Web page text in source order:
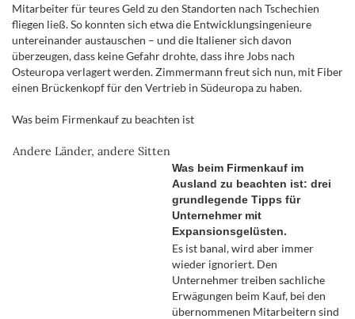
Mitarbeiter für teures Geld zu den Standorten nach Tschechien
fliegen ließ. So konnten sich etwa die Entwicklungs­ingenieure
untereinander austauschen – und die Italiener sich davon
überzeugen, dass keine Gefahr drohte, dass ihre Jobs nach
Osteuropa verlagert werden. Zimmermann freut sich nun, mit Fiber
einen Brückenkopf für den Vertrieb in Südeuropa zu haben.
Was beim Firmenkauf zu beachten ist
Andere Länder, andere Sitten
Was beim Firmenkauf im
Ausland zu beachten ist: drei
grund­legende Tipps für
Unternehmer mit
Expansionsgelüsten.
Es ist banal, wird aber immer
wieder ignoriert. Den
Unternehmer treiben sachliche
Erwägungen beim Kauf, bei den
übernommenen Mit­arbeitern sind